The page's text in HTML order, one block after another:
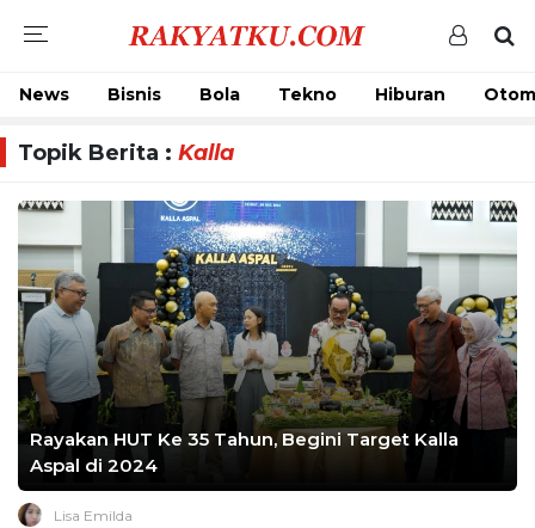
News Bisnis Bola Tekno Hiburan
Topik Berita : Kalla
Rayakan HUT Ke 35 Tahun, Begini Target Kalla
Aspal di 2024
Lisa Emilda